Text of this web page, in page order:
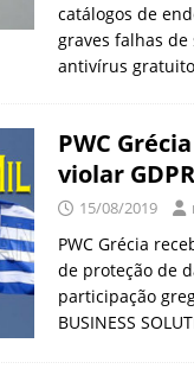
catálogos de
graves falhas
antivírus
PWC
violar GDPR
15/08/2019
PWC Grécia
de proteção de
participação
BUSINESS